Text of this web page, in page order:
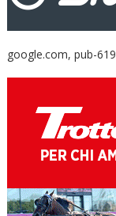
google.com, pub-